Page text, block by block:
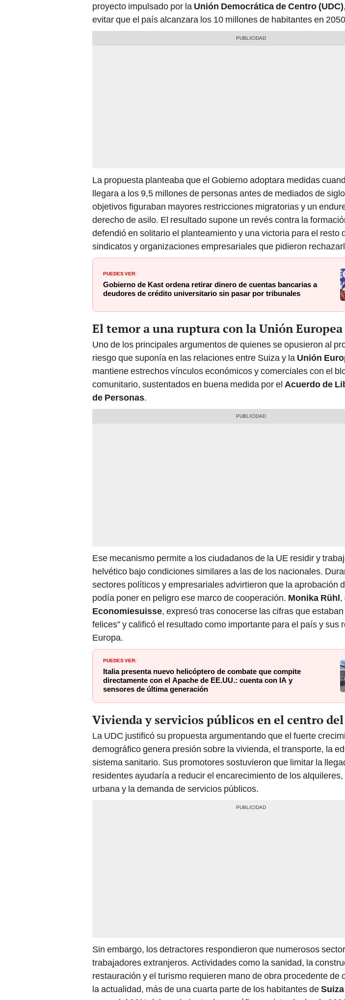
proyecto impulsado por la Unión Democrática de Centro (UDC)
evitar que el país alcanzara los 10 millones de habitantes en
La propuesta planteaba que el Gobierno adoptara medidas
llegara a los 9,5 millones de personas antes de mediados de
objetivos figuraban mayores restricciones migratorias y un
derecho de asilo. El resultado supone un revés contra la
defendió en solitario el planteamiento y una victoria para el resto
sindicatos y organizaciones empresariales que pidieron
PUEDES VER:
Gobierno de Kast ordena retirar dinero de cuentas bancarias a
deudores de crédito universitario sin pasar por tribunales
El temor a una ruptura con la Unión Europea
Uno de los principales argumentos de quienes se opusieron al
riesgo que suponía en las relaciones entre Suiza y la Unión
mantiene estrechos vínculos económicos y comerciales con el
comunitario, sustentados en buena medida por el Acuerdo de
de Personas.
Ese mecanismo permite a los ciudadanos de la UE residir y
helvético bajo condiciones similares a las de los nacionales.
sectores políticos y empresariales advirtieron que la aprobación
podía poner en peligro ese marco de cooperación. Monika Rühl,
Economiesuisse, expresó tras conocerse las cifras que
felices” y calificó el resultado como importante para el país y sus
Europa.
PUEDES VER:
Italia presenta nuevo helicóptero de combate que compite
directamente con el Apache de EE.UU.: cuenta con IA y
sensores de última generación
Vivienda y servicios públicos en el centro
La UDC justificó su propuesta argumentando que el fuerte
demográfico genera presión sobre la vivienda, el transporte, la
sistema sanitario. Sus promotores sostuvieron que limitar la
residentes ayudaría a reducir el encarecimiento de los
urbana y la demanda de servicios públicos.
Sin embargo, los detractores respondieron que numerosos
trabajadores extranjeros. Actividades como la sanidad, la
restauración y el turismo requieren mano de obra procedente de
la actualidad, más de una cuarta parte de los habitantes deSuiza